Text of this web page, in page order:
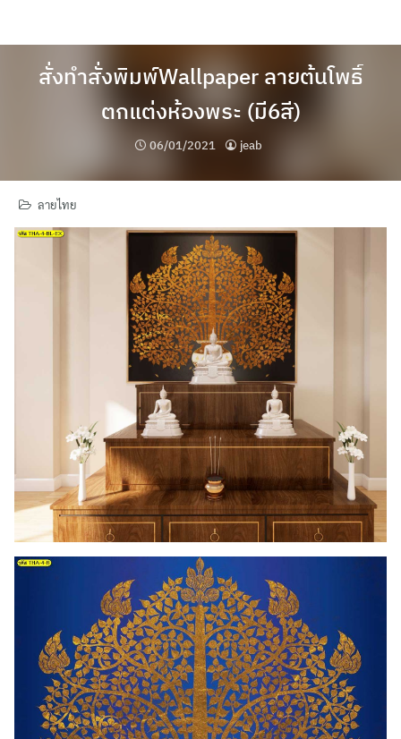
สั่งทำสั่งพิมพ์Wallpaper ลายต้นโพธิ์
ตกแต่งห้องพระ (มี6สี)
06/01/2021 jeab
ลายไทย